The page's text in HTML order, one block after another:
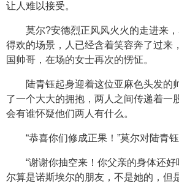
让人难以接受。
莫尔?安德烈正风风火火的走进来
得欢的场景，人已经含着笑容奔了过来
国帅哥，在场的女士再次的愣怔。
陆青钰起身迎着这位亚麻色头发的
了一个大大的拥抱，两人之间传递着一
会有谁怀疑他们两人有什么。
“恭喜你们修成正果！”莫尔对陆青
“谢谢你抽空来！你父亲的身体还
尔算是诺斯埃尔的朋友，不是她的，但